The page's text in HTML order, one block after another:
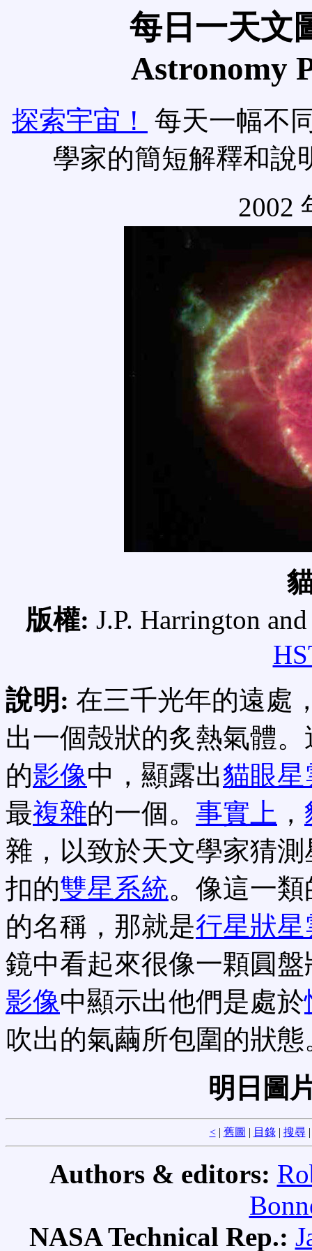
每日一天文
Astronomy
探索宇宙！
每天一幅不
學家的簡短解釋和說
2002
版權: J.P. Harrington
說明: 在三千光年的遠處
出一個殼狀的炙熱氣體。
的影像中，顯露出貓眼星
最複雜的一個。 事實上 ，
雜，以致於天文學家猜
扣的雙星系統。像這一
的名稱，那就是行星狀星
鏡中看起來很像一顆圓
影像中顯示出他們是處於
吹出的氣繭所包圍的狀態
明日圖
<| 舊圖 | 目錄| 搜尋
Authors & editors:
NASA Technical Rep.: